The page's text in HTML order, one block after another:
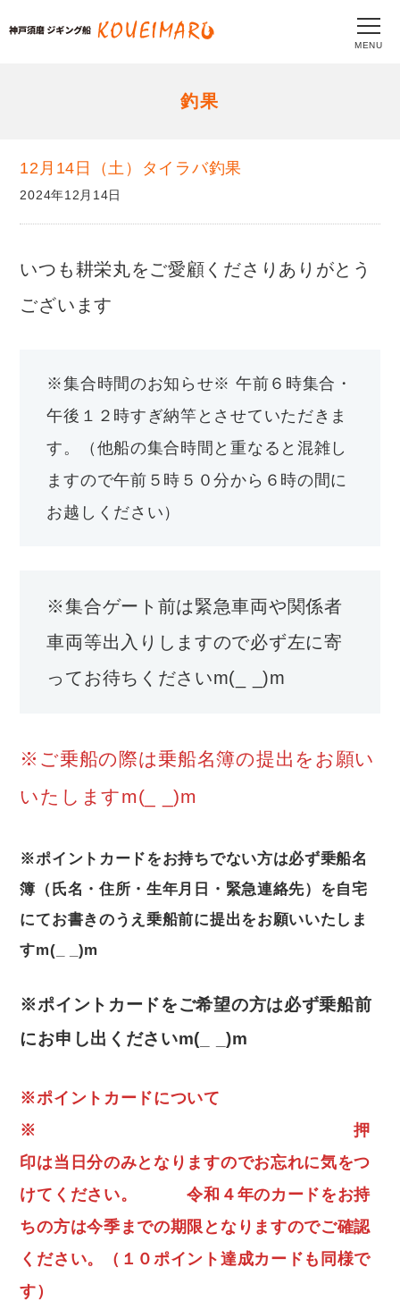
MENU
釣果
12月14日（土）タイラバ釣果
2024年12月14日
いつも耕栄丸をご愛顧くださりありがとう
ございます
※集合時間のお知らせ※ 午前６時集合・
午後１２時すぎ納竿とさせていただきま
す。（他船の集合時間と重なると混雑し
ますので午前５時５０分から６時の間に
お越しください）
※集合ゲート前は緊急車両や関係者
車両等出入りしますので必ず左に寄
ってお待ちくださいm(_ _)m
※ご乗船の際は乗船名簿の提出をお願い
いたしますm(_ _)m
※ポイントカードをお持ちでない方は必ず乗船名
簿（氏名・住所・生年月日・緊急連絡先）を自宅
にてお書きのうえ乗船前に提出をお願いいたしま
すm(_ _)m
※ポイントカードをご希望の方は必ず乗船前
にお申し出くださいm(_ _)m
※ポイントカードについて
※ 押
印は当日分のみとなりますのでお忘れに気をつ
けてください。 令和４年のカードをお持
ちの方は今季までの期限となりますのでご確認
ください。（１０ポイント達成カードも同様で
す）